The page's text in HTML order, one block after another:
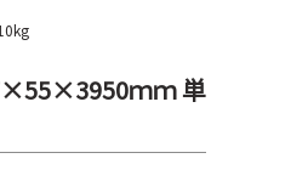
ｍｍ 単